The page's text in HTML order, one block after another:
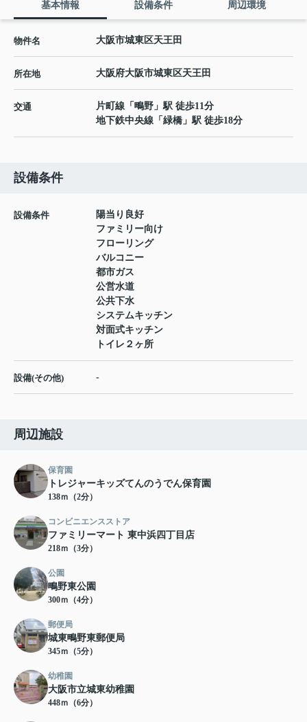
基本情報 設備条件 周辺環境
物件名 大阪市城東区天王田
所在地 大阪府大阪市城東区天王田
交通 片町線 「 鴫野 」駅 徒歩11分
地下鉄中央線 「 緑橋 」駅 徒歩18分
設備条件
設備条件
陽当り良好
ファミリー向け
フローリング
バルコニー
都市ガス
公営水道
公共下水
システムキッチン
対面式キッチン
トイレ２ヶ所
設備(その他) -
周辺施設
保育園
トレジャーキッズてんのうでん保育園
138ｍ（2分）
コンビニエンスストア
ファミリーマート 東中浜四丁目店
218ｍ（3分）
公園
鴫野東公園
300ｍ（4分）
郵便局
城東鴫野東郵便局
345ｍ（5分）
幼稚園
大阪市立城東幼稚園
448ｍ（6分）